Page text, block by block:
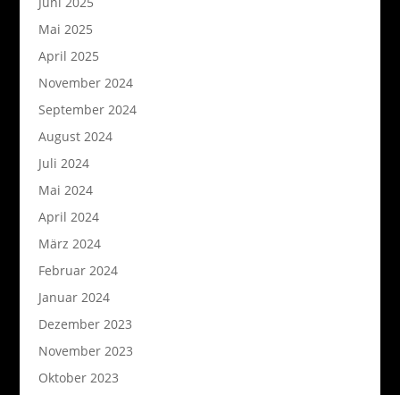
Mai 2025
April 2025
November 2024
September 2024
August 2024
Juli 2024
Mai 2024
April 2024
März 2024
Februar 2024
Januar 2024
Dezember 2023
November 2023
Oktober 2023